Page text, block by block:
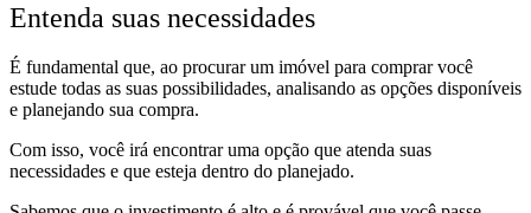
Entenda suas necessidades
É fundamental que, ao procurar um imóvel para comprar você
estude todas as suas possibilidades, analisando as opções disponíveis
e planejando sua compra.
Com isso, você irá encontrar uma opção que atenda suas
necessidades e que esteja dentro do planejado.